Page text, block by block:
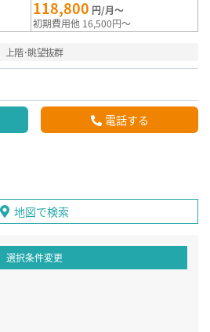
118,800 円/月～
初期費用他 16,500円～
上階･眺望抜群
電話する
地図で検索
選択条件変更